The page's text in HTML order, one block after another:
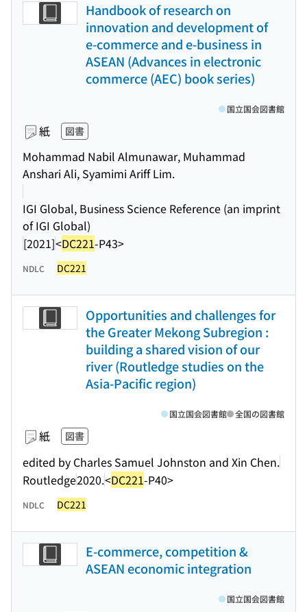
Handbook of research on
innovation and development of
e-commerce and e-business in
ASEAN (Advances in electronic
commerce (AEC) book series)
紙 図書
Mohammad Nabil Almunawar, Muhammad
Anshari Ali, Syamimi Ariff Lim.
IGI Global, Business Science Reference (an imprint
of IGI Global)
[2021]<DC221-P43>
国立国会図書館
NDLC DC221
Opportunities and challenges for
the Greater Mekong Subregion :
building a shared vision of our
river (Routledge studies on the
Asia-Pacific region)
紙 図書
edited by Charles Samuel Johnston and Xin Chen.
Routledge2020.<DC221-P40>
国立国会図書館 全国の図書館
NDLC DC221
E-commerce, competition &
ASEAN economic integration
国立国会図書館